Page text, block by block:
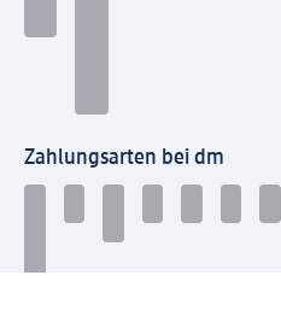
Zahlungsarten bei dm